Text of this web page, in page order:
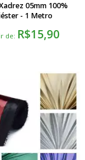
05mm 100%
- 1 Metro
de: R$15,90